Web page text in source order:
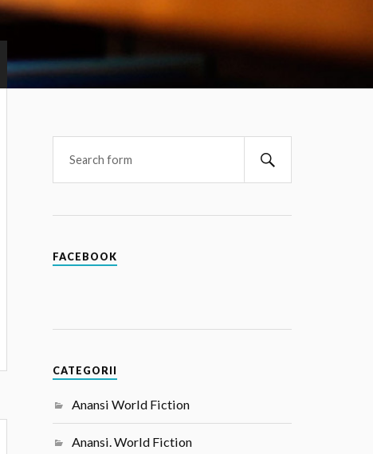
FACEBOOK
CATEGORII
Anansi World Fiction
Anansi. World Fiction